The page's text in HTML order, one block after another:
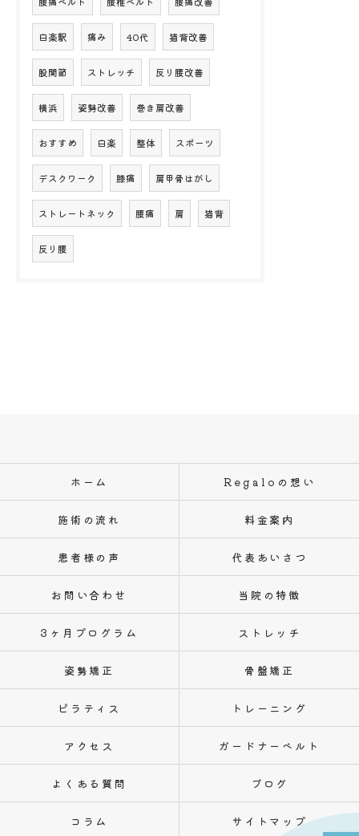
白楽駅 痛み 40代 猫背改善
股関節 ストレッチ 反り腰改善
横浜 姿勢改善 巻き肩改善
おすすめ 白楽 整体 スポーツ
デスクワーク 膝痛 肩甲骨はがし
ストレートネック 腰痛 肩 猫背
反り腰
ホーム Regaloの想い
施術の流れ 料金案内
患者様の声 代表あいさつ
お問い合わせ 当院の特徴
3ヶ月プログラム ストレッチ
姿勢矯正 骨盤矯正
ピラティス トレーニング
アクセス ガードナーベルト
よくある質問 ブログ
コラム サイトマップ